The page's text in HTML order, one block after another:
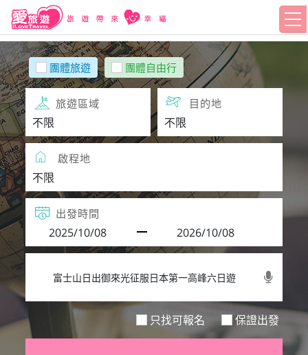
團體旅遊 團體自由行
旅遊區域 目的地
啟程地
出發時間
只找可報名 保證出發